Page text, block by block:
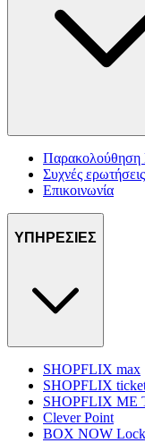
Παρακολούθηση
Συχνές ερωτήσεις
Επικοινωνία
ΥΠΗΡΕΣΙΕΣ
SHOPFLIX max
SHOPFLIX
SHOPFLIX ΜΕ
Clever Point
BOX NOW